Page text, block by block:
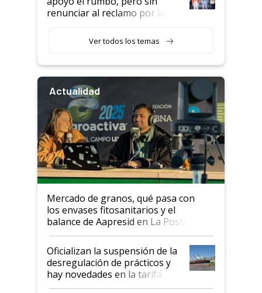
renunciar al reclamo por las
Ver todos los temas
Actualidad
Mercado de granos, qué pasa con
los envases fitosanitarios y el
balance de Aapresid en La Posta
Oficializan la suspensión de la
desregulación de prácticos y
hay novedades en la tarifa de
la hidrovía